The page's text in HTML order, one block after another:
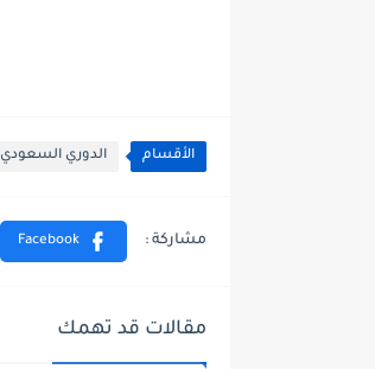
الأقسام الدوري السعودي 2023/2024
مقالات قد تهمك